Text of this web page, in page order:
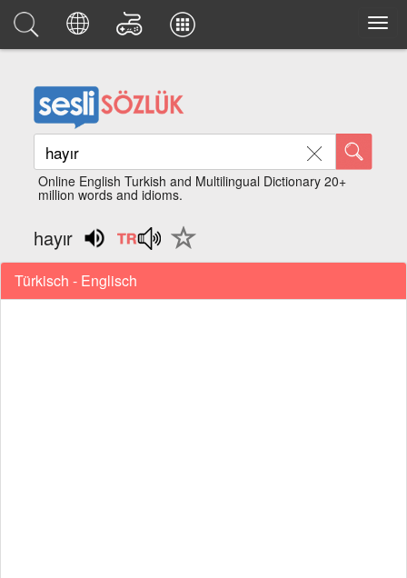
Online English Turkish and Multilingual Dictionary 20+
million words and idioms.
hayır
Türkisch - Englisch